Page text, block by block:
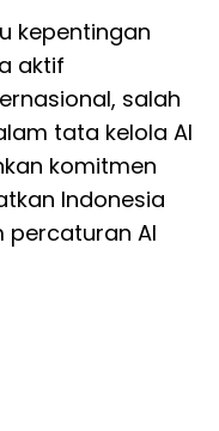
kepentingan
aktif
salah
tata kelola AI
komitmen
Indonesia
AI